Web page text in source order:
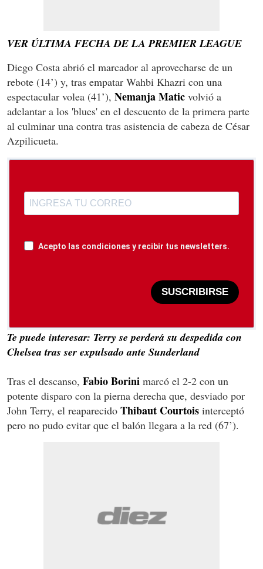
VER ÚLTIMA FECHA DE LA PREMIER LEAGUE
Diego Costa abrió el marcador al aprovecharse de un
rebote (14’) y, tras empatar Wahbi Khazri con una
espectacular volea (41’), Nemanja Matic volvió a
adelantar a los 'blues' en el descuento de la primera parte
al culminar una contra tras asistencia de cabeza de César
Azpilicueta.
Acepto las condiciones y recibir tus newsletters.
SUSCRIBIRSE
Te puede interesar: Terry se perderá su despedida con
Chelsea tras ser expulsado ante Sunderland
Tras el descanso, Fabio Borini marcó el 2-2 con un
potente disparo con la pierna derecha que, desviado por
John Terry, el reaparecido Thibaut Courtois interceptó
pero no pudo evitar que el balón llegara a la red (67’).